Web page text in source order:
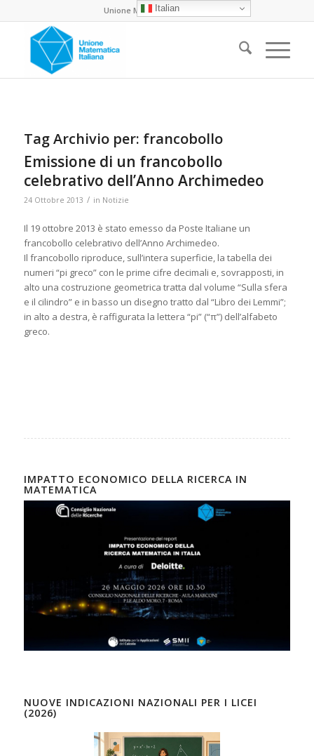
Unione Matematica Italiana
Tag Archivio per: francobollo
Emissione di un francobollo
celebrativo dell’Anno Archimedeo
24 Ottobre 2013 / in Notizie
Il 19 ottobre 2013 è stato emesso da Poste Italiane un
francobollo celebrativo dell’Anno Archimedeo.
Il francobollo riproduce, sull’intera superficie, la tabella dei
numeri “pi greco” con le prime cifre decimali e, sovrapposti, in
alto una costruzione geometrica tratta dal volume “Sulla sfera
e il cilindro” e in basso un disegno tratto dal “Libro dei Lemmi”;
in alto a destra, è raffigurata la lettera “pi” (“π”) dell’alfabeto
greco.
IMPATTO ECONOMICO DELLA RICERCA IN
MATEMATICA
NUOVE INDICAZIONI NAZIONALI PER I LICEI
(2026)
Italian